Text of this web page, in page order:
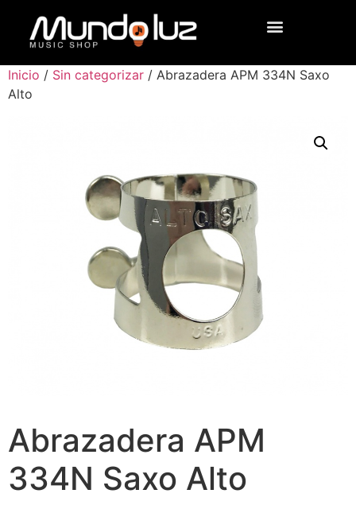
Inicio / Sin categorizar / Abrazadera APM 334N Saxo
Alto
Abrazadera APM
334N Saxo Alto